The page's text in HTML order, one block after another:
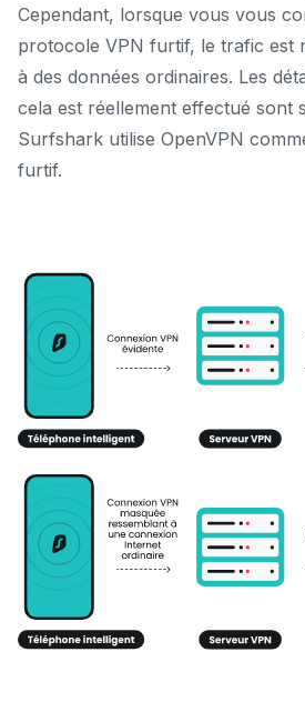
Cependant, lorsque vous vous
protocole VPN furtif, le trafic est
à des données ordinaires. Les
cela est réellement effectué sont
Surfshark utilise OpenVPN
furtif.